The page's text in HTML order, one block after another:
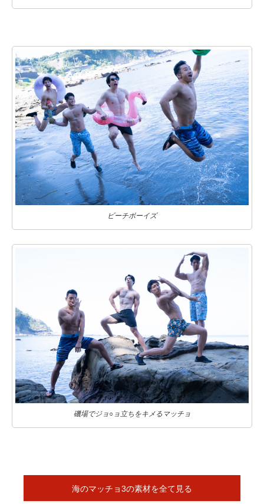
ビーチボーイズ
磯場でジョ○ョ立ちをキメるマッチョ
海のマッチョ3の素材を全て見る